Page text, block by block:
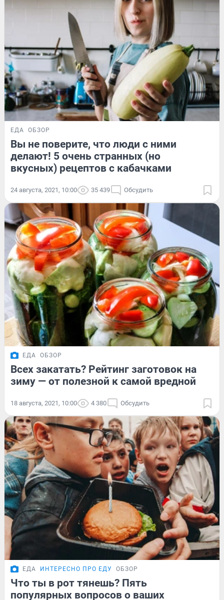
ЕДА ОБЗОР
Вы не поверите, что люди с ними
делают! 5 очень странных (но
вкусных) рецептов с кабачками
24 августа, 2021, 10:00 35 439 Обсудить
ЕДА ОБЗОР
Всех закатать? Рейтинг заготовок на
зиму — от полезной к самой вредной
18 августа, 2021, 10:00 4 380 Обсудить
ЕДА ИНТЕРЕСНО ПРО ЕДУ ОБЗОР
Что ты в рот тянешь? Пять
популярных вопросов о ваших